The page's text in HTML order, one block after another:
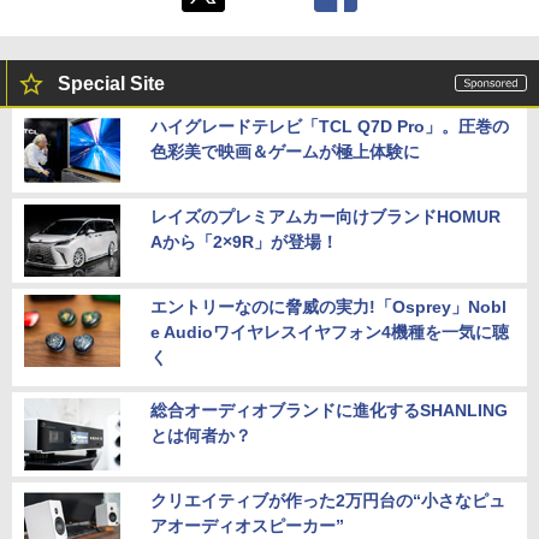
Special Site
ハイグレードテレビ「TCL Q7D Pro」。圧巻の
色彩美で映画＆ゲームが極上体験に
レイズのプレミアムカー向けブランドHOMUR
Aから「2×9R」が登場！
エントリーなのに脅威の実力!「Osprey」Nobl
e Audioワイヤレスイヤフォン4機種を一気に聴
く
総合オーディオブランドに進化するSHANLING
とは何者か？
クリエイティブが作った2万円台の“小さなピュ
アオーディオスピーカー”